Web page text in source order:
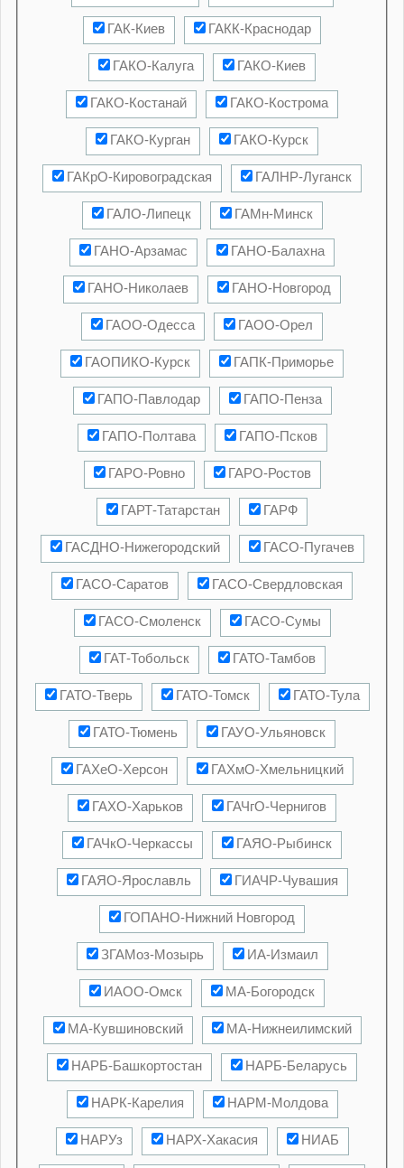
ГАК-Киев ГАКК-Краснодар
ГАКО-Калуга ГАКО-Киев
ГАКО-Костанай ГАКО-Кострома
ГАКО-Курган ГАКО-Курск
ГАКрО-Кировоградская ГАЛНР-Луганск
ГАЛО-Липецк ГАМн-Минск
ГАНО-Арзамас ГАНО-Балахна
ГАНО-Николаев ГАНО-Новгород
ГАОО-Одесса ГАОО-Орел
ГАОПИКО-Курск ГАПК-Приморье
ГАПО-Павлодар ГАПО-Пенза
ГАПО-Полтава ГАПО-Псков
ГАРО-Ровно ГАРО-Ростов
ГАРТ-Татарстан ГАРФ
ГАСДНО-Нижегородский ГАСО-Пугачев
ГАСО-Саратов ГАСО-Свердловская
ГАСО-Смоленск ГАСО-Сумы
ГАТ-Тобольск ГАТО-Тамбов
ГАТО-Тверь ГАТО-Томск ГАТО-Тула
ГАТО-Тюмень ГАУО-Ульяновск
ГАХеО-Херсон ГАХмО-Хмельницкий
ГАХО-Харьков ГАЧгО-Чернигов
ГАЧкО-Черкассы ГАЯО-Рыбинск
ГАЯО-Ярославль ГИАЧР-Чувашия
ГОПАНО-Нижний Новгород
ЗГАМоз-Мозырь ИА-Измаил
ИАОО-Омск МА-Богородск
МА-Кувшиновский МА-Нижнеилимский
НАРБ-Башкортостан НАРБ-Беларусь
НАРК-Карелия НАРМ-Молдова
НАРУз НАРХ-Хакасия НИАБ